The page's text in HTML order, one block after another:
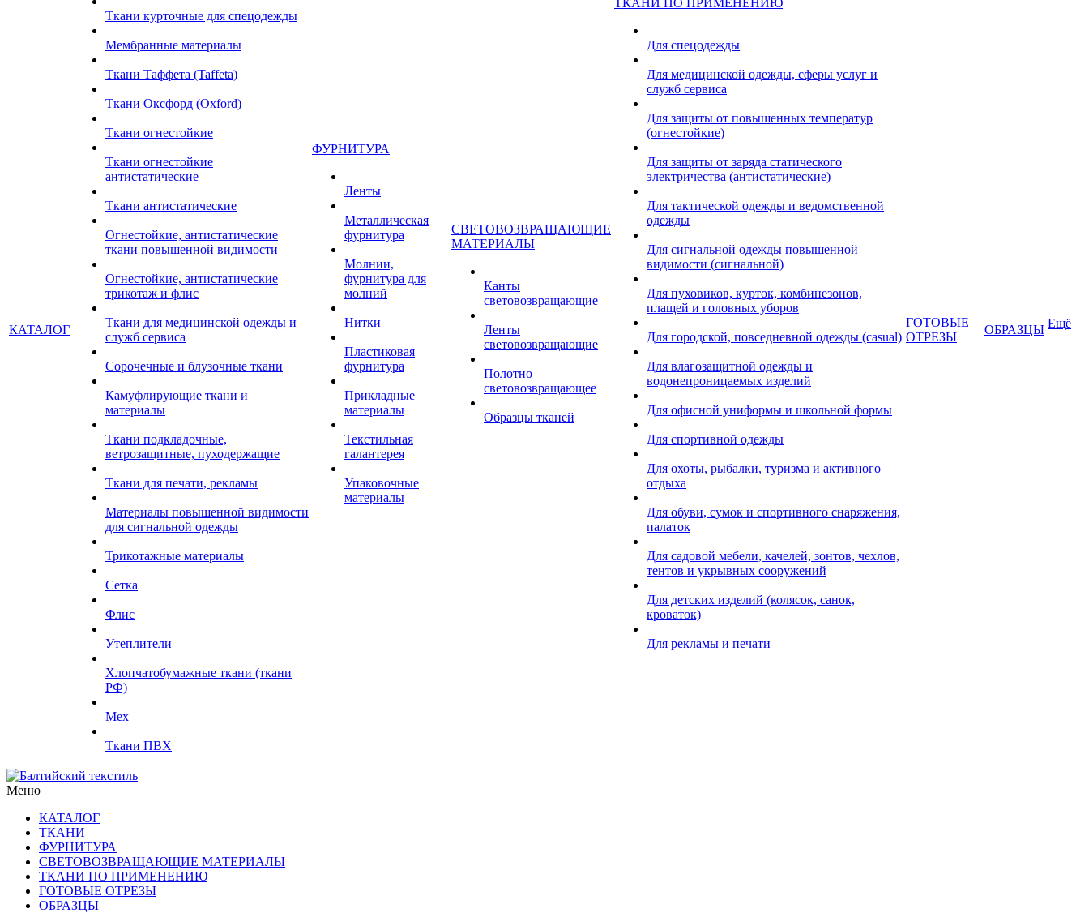
КАТАЛОГ
Ткани курточные для спецодежды
Мембранные материалы
Ткани Таффета (Taffeta)
Ткани Оксфорд (Oxford)
Ткани огнестойкие
Ткани огнестойкие
антистатические
Ткани антистатические
Огнестойкие, антистатические
ткани повышенной видимости
Огнестойкие, антистатические
трикотаж и флис
Ткани для медицинской одежды и
служб сервиса
Сорочечные и блузочные ткани
Камуфлирующие ткани и
материалы
Ткани подкладочные,
ветрозащитные, пуходержащие
Ткани для печати, рекламы
Материалы повышенной видимости
для сигнальной одежды
Трикотажные материалы
Сетка
Флис
Утеплители
Хлопчатобумажные ткани (ткани
РФ)
Мех
Ткани ПВХ
ФУРНИТУРА
Ленты
Металлическая
фурнитура
Молнии,
фурнитура для
молний
Нитки
Пластиковая
фурнитура
Прикладные
материалы
Текстильная
галантерея
Упаковочные
материалы
СВЕТОВОЗВРАЩАЮЩИЕ
МАТЕРИАЛЫ
Канты
световозвращающие
Ленты
световозвращающие
Полотно
световозвращающее
Образцы тканей
ТКАНИ ПО ПРИМЕНЕНИЮ
Для спецодежды
Для медицинской одежды, сферы услуг и
служб сервиса
Для защиты от повышенных температур
(огнестойкие)
Для защиты от заряда статического
электричества (антистатические)
Для тактической одежды и ведомственной
одежды
Для сигнальной одежды повышенной
видимости (сигнальной)
Для пуховиков, курток, комбинезонов,
плащей и головных уборов
Для городской, повседневной одежды (casual)
Для влагозащитной одежды и
водонепроницаемых изделий
Для офисной униформы и школьной формы
Для спортивной одежды
Для охоты, рыбалки, туризма и активного
отдыха
Для обуви, сумок и спортивного снаряжения,
палаток
Для садовой мебели, качелей, зонтов, чехлов,
тентов и укрывных сооружений
Для детских изделий (колясок, санок,
кроваток)
Для рекламы и печати
ГОТОВЫЕ
ОТРЕЗЫ
ОБРАЗЦЫ Ещё
Меню
КАТАЛОГ
ТКАНИ
ФУРНИТУРА
СВЕТОВОЗВРАЩАЮЩИЕ МАТЕРИАЛЫ
ТКАНИ ПО ПРИМЕНЕНИЮ
ГОТОВЫЕ ОТРЕЗЫ
ОБРАЗЦЫ